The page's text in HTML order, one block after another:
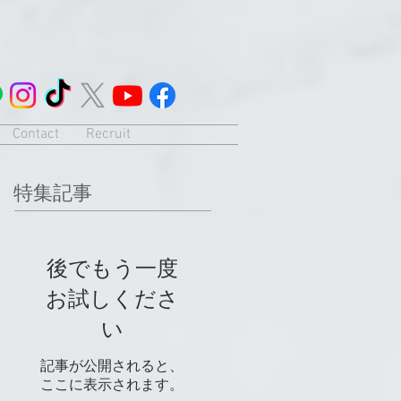
Contact Recruit
特集記事
後でもう一度
お試しくださ
い
記事が公開されると、
ここに表示されます。